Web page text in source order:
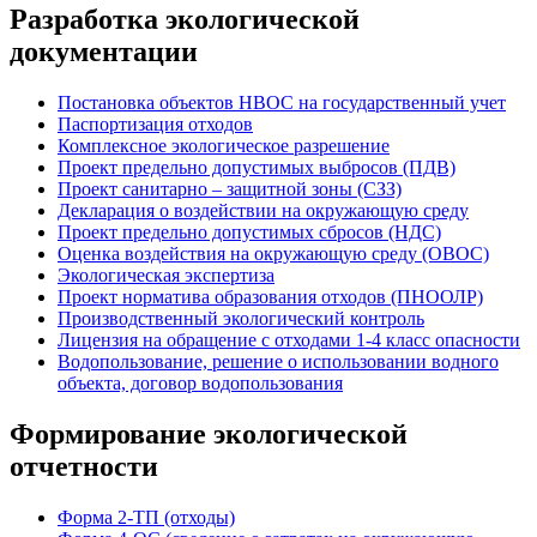
Разработка экологической
документации
Постановка объектов НВОС на государственный учет
Паспортизация отходов
Комплексное экологическое разрешение
Проект предельно допустимых выбросов (ПДВ)
Проект санитарно – защитной зоны (СЗЗ)
Декларация о воздействии на окружающую среду
Проект предельно допустимых сбросов (НДС)
Оценка воздействия на окружающую среду (ОВОС)
Экологическая экспертиза
Проект норматива образования отходов (ПНООЛР)
Производственный экологический контроль
Лицензия на обращение с отходами 1-4 класс опасности
Водопользование, решение о использовании водного
объекта, договор водопользования
Формирование экологической
отчетности
Форма 2-ТП (отходы)